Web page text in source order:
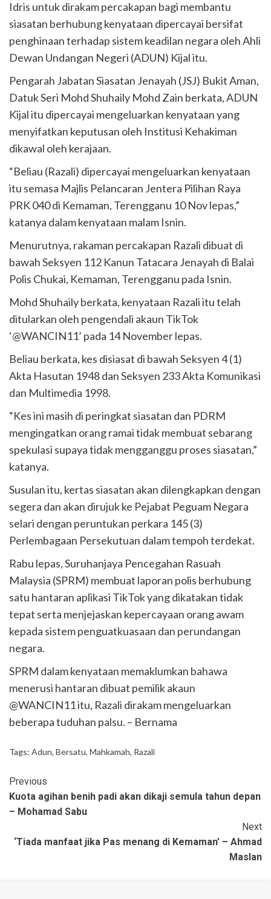
Idris untuk dirakam percakapan bagi membantu
siasatan berhubung kenyataan dipercayai bersifat
penghinaan terhadap sistem keadilan negara oleh Ahli
Dewan Undangan Negeri (ADUN) Kijal itu.
Pengarah Jabatan Siasatan Jenayah (JSJ) Bukit Aman,
Datuk Seri Mohd Shuhaily Mohd Zain berkata, ADUN
Kijal itu dipercayai mengeluarkan kenyataan yang
menyifatkan keputusan oleh Institusi Kehakiman
dikawal oleh kerajaan.
“Beliau (Razali) dipercayai mengeluarkan kenyataan
itu semasa Majlis Pelancaran Jentera Pilihan Raya
PRK 040 di Kemaman, Terengganu 10 Nov lepas,”
katanya dalam kenyataan malam Isnin.
Menurutnya, rakaman percakapan Razali dibuat di
bawah Seksyen 112 Kanun Tatacara Jenayah di Balai
Polis Chukai, Kemaman, Terengganu pada Isnin.
Mohd Shuhaily berkata, kenyataan Razali itu telah
ditularkan oleh pengendali akaun TikTok
‘@WANCIN11’ pada 14 November lepas.
Beliau berkata, kes disiasat di bawah Seksyen 4 (1)
Akta Hasutan 1948 dan Seksyen 233 Akta Komunikasi
dan Multimedia 1998.
“Kes ini masih di peringkat siasatan dan PDRM
mengingatkan orang ramai tidak membuat sebarang
spekulasi supaya tidak mengganggu proses siasatan,”
katanya.
Susulan itu, kertas siasatan akan dilengkapkan dengan
segera dan akan dirujuk ke Pejabat Peguam Negara
selari dengan peruntukan perkara 145 (3)
Perlembagaan Persekutuan dalam tempoh terdekat.
Rabu lepas, Suruhanjaya Pencegahan Rasuah
Malaysia (SPRM) membuat laporan polis berhubung
satu hantaran aplikasi TikTok yang dikatakan tidak
tepat serta menjejaskan kepercayaan orang awam
kepada sistem penguatkuasaan dan perundangan
negara.
SPRM dalam kenyataan memaklumkan bahawa
menerusi hantaran dibuat pemilik akaun
@WANCIN11 itu, Razali dirakam mengeluarkan
beberapa tuduhan palsu. – Bernama
Tags: Adun, Bersatu, Mahkamah, Razali
Previous
Kuota agihan benih padi akan dikaji semula tahun depan
– Mohamad Sabu
Next
‘Tiada manfaat jika Pas menang di Kemaman’ – Ahmad
Maslan